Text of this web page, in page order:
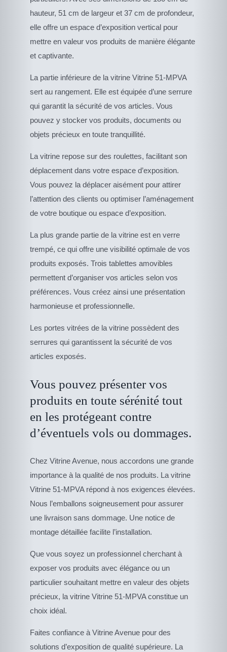
hauteur, 51 cm de largeur et 37 cm de profondeur,
elle offre un espace d’exposition vertical pour
mettre en valeur vos produits de manière élégante
et captivante.
La partie inférieure de la vitrine Vitrine 51-MPVA
sert au rangement. Elle est équipée d’une serrure
qui garantit la sécurité de vos articles. Vous
pouvez y stocker vos produits, documents ou
objets précieux en toute tranquillité.
La vitrine repose sur des roulettes, facilitant son
déplacement dans votre espace d’exposition.
Vous pouvez la déplacer aisément pour attirer
l’attention des clients ou optimiser l’aménagement
de votre boutique ou espace d’exposition.
La plus grande partie de la vitrine est en verre
trempé, ce qui offre une visibilité optimale de vos
produits exposés. Trois tablettes amovibles
permettent d’organiser vos articles selon vos
préférences. Vous créez ainsi une présentation
harmonieuse et professionnelle.
Les portes vitrées de la vitrine possèdent des
serrures qui garantissent la sécurité de vos
articles exposés.
Vous pouvez présenter vos
produits en toute sérénité tout
en les protégeant contre
d’éventuels vols ou dommages.
Chez Vitrine Avenue, nous accordons une grande
importance à la qualité de nos produits. La vitrine
Vitrine 51-MPVA répond à nos exigences élevées.
Nous l’emballons soigneusement pour assurer
une livraison sans dommage. Une notice de
montage détaillée facilite l’installation.
Que vous soyez un professionnel cherchant à
exposer vos produits avec élégance ou un
particulier souhaitant mettre en valeur des objets
précieux, la vitrine Vitrine 51-MPVA constitue un
choix idéal.
Faites confiance à Vitrine Avenue pour des
solutions d’exposition de qualité supérieure. La